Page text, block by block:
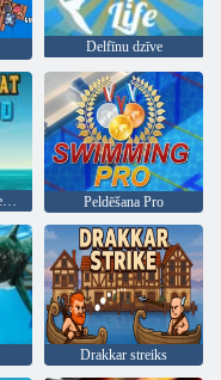
Delfīnu dzīve
Power laivu sacīkstes 3D Peldēšana Pro
Drakkar streiks